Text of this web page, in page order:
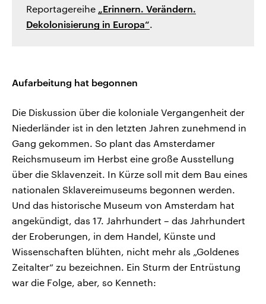
Reportagereihe „Erinnern. Verändern.
Dekolonisierung in Europa“.
Aufarbeitung hat begonnen
Die Diskussion über die koloniale Vergangenheit der
Niederländer ist in den letzten Jahren zunehmend in
Gang gekommen. So plant das Amsterdamer
Reichsmuseum im Herbst eine große Ausstellung
über die Sklavenzeit. In Kürze soll mit dem Bau eines
nationalen Sklavereimuseums begonnen werden.
Und das historische Museum von Amsterdam hat
angekündigt, das 17. Jahrhundert – das Jahrhundert
der Eroberungen, in dem Handel, Künste und
Wissenschaften blühten, nicht mehr als „Goldenes
Zeitalter“ zu bezeichnen. Ein Sturm der Entrüstung
war die Folge, aber, so Kenneth: